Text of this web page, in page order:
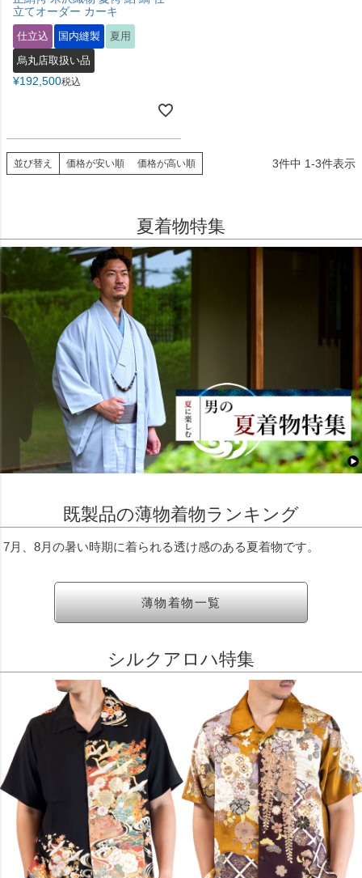
立てオーダー カーキ
仕立込 国内縫製 夏用
烏丸店取扱い品
¥192,500税込
並び替え 価格が安い順 価格が高い順 3件中 1-3件表示
夏着物特集
既製品の薄物着物ランキング
7月、8月の暑い時期に着られる透け感のある夏着物です。
薄物着物一覧
シルクアロハ特集